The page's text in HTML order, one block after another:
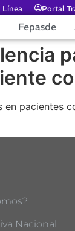
Línea Portal
Fepasde
en pacientes
Nacional